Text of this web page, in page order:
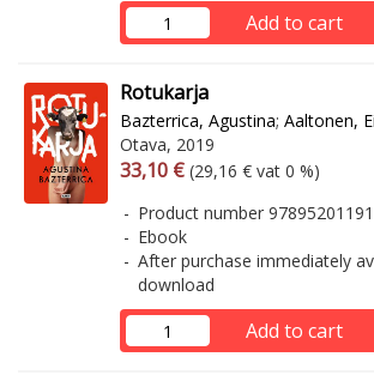
Add to cart
Rotukarja
Bazterrica, Agustina; Aaltonen,
Otava, 2019
Arvonlisäverollinen hinta
33,10 € Excl. vat
(29,16 € vat 0 %)
Product number
Ebook
After purchase immediately
download
Add to cart